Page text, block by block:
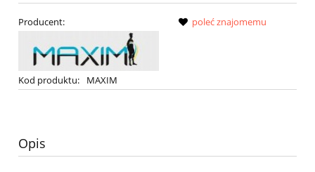
Producent:
Kod produktu: MAXIM
poleć znajomemu
Opis